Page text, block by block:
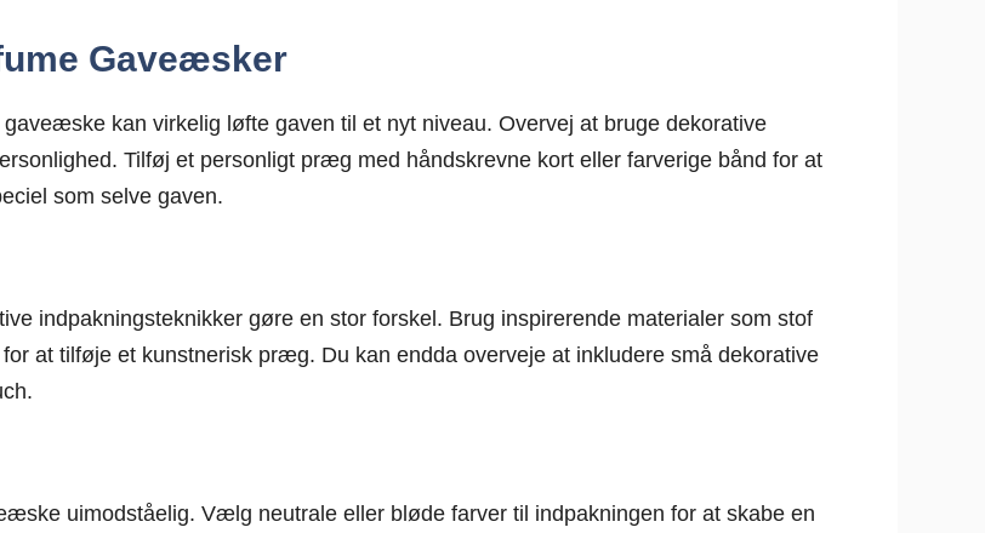
Gaveæsker
kan virkelig løfte gaven til et nyt niveau. Overvej at bruge dekorative
Tilføj et personligt præg med håndskrevne kort eller farverige bånd for at
som selve gaven.
indpakningsteknikker gøre en stor forskel. Brug inspirerende materialer som stof
at tilføje et kunstnerisk præg. Du kan endda overveje at inkludere små dekorative
uimodståelig. Vælg neutrale eller bløde farver til indpakningen for at skabe en